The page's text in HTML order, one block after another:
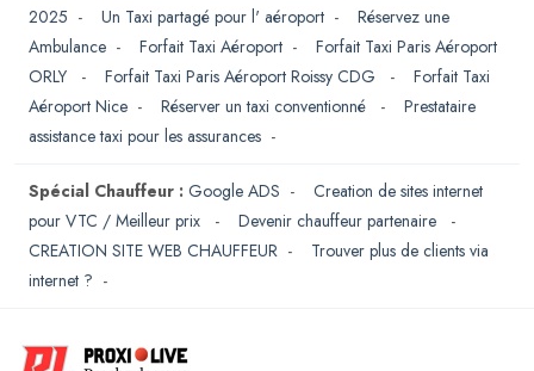
2025 - Un Taxi partagé pour l' aéroport - Réservez une
Ambulance - Forfait Taxi Aéroport - Forfait Taxi Paris Aéroport
ORLY
- Forfait Taxi Paris Aéroport Roissy CDG - Forfait Taxi
Aéroport Nice - Réserver un taxi conventionné - Prestataire
assistance taxi pour les assurances -
Spécial Chauffeur : Google ADS - Creation de sites internet
pour VTC / Meilleur prix
- Devenir chauffeur partenaire
-
CREATION SITE WEB CHAUFFEUR - Trouver plus de clients via
internet ? -